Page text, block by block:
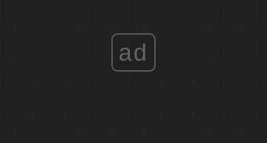
ad